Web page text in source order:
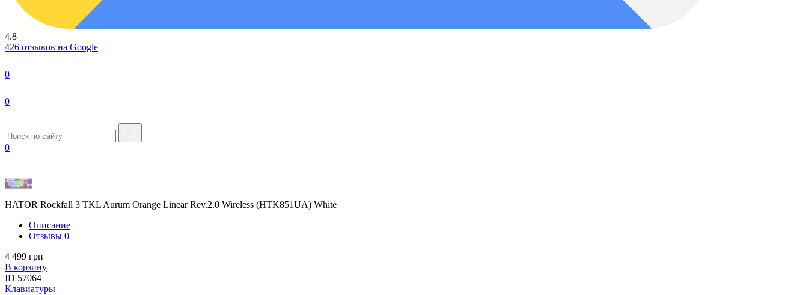
4.8
426 отзывов на Google
0
0
0
HATOR Rockfall 3 TKL Aurum Orange Linear Rev.2.0 Wireless (HTK851UA) White
Описание
Отзывы 0
4 499 грн
В корзину
ID 57064
Клавиатуры